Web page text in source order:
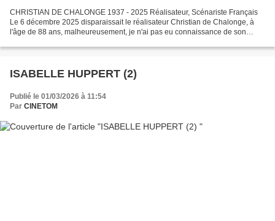
CHRISTIAN DE CHALONGE 1937 - 2025 Réalisateur, Scénariste Français
Le 6 décembre 2025 disparaissait le réalisateur Christian de Chalonge, à
l'âge de 88 ans, malheureusement, je n'ai pas eu connaissance de son
ISABELLE HUPPERT (2)
Publié le 01/03/2026 à 11:54
Par CINETOM